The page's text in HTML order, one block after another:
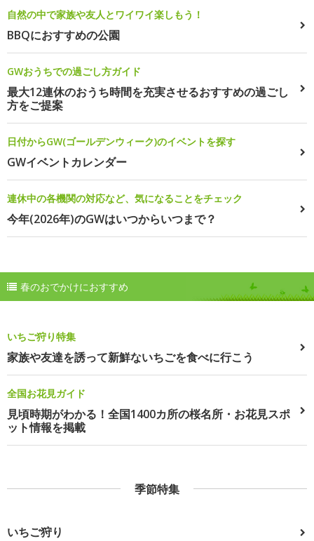
自然の中で家族や友人とワイワイ楽しもう！
BBQにおすすめの公園
GWおうちでの過ごし方ガイド
最大12連休のおうち時間を充実させるおすすめの過ごし
方をご提案
日付からGW(ゴールデンウィーク)のイベントを探す
GWイベントカレンダー
連休中の各機関の対応など、気になることをチェック
今年(2026年)のGWはいつからいつまで？
春のおでかけにおすすめ
いちご狩り特集
家族や友達を誘って新鮮ないちごを食べに行こう
全国お花見ガイド
見頃時期がわかる！全国1400カ所の桜名所・お花見スポ
ット情報を掲載
季節特集
いちご狩り